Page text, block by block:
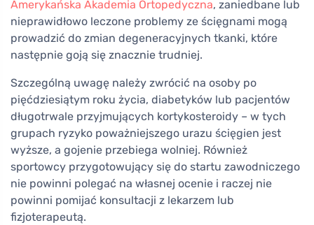
Amerykańska Akademia Ortopedyczna, zaniedbane lub
nieprawidłowo leczone problemy ze ścięgnami mogą
prowadzić do zmian degeneracyjnych tkanki, które
następnie goją się znacznie trudniej.
Szczególną uwagę należy zwrócić na osoby po
pięćdziesiątym roku życia, diabetyków lub pacjentów
długotrwale przyjmujących kortykosteroidy – w tych
grupach ryzyko poważniejszego urazu ścięgien jest
wyższe, a gojenie przebiega wolniej. Również
sportowcy przygotowujący się do startu zawodniczego
nie powinni polegać na własnej ocenie i raczej nie
powinni pomijać konsultacji z lekarzem lub
fizjoterapeutą.